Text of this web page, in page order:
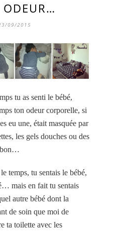
09/2015
tu as senti le bébé,
ton odeur corporelle, si
eu une, était masquée par
les gels douches ou des
bon…
temps, tu sentais le bébé,
mais en fait tu sentais
autre bébé dont la
de soin que moi de
ta toilette avec les